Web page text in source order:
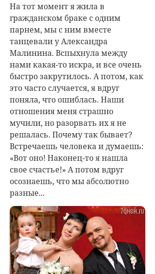
На тот момент я жила в
гражданском браке с одним
парнем, мы с ним вместе
танцевали у Александра
Малинина. Вспыхнула между
нами какая-то искра, и все очень
быстро закрутилось. А потом, как
это часто случается, я вдруг
поняла, что ошиблась. Наши
отношения меня страшно
мучили, но разорвать их я не
решалась. Почему так бывает?
Встречаешь человека и думаешь:
«Вот оно! Наконец-то я нашла
свое счастье!» А потом вдруг
осознаешь, что мы абсолютно
разные...